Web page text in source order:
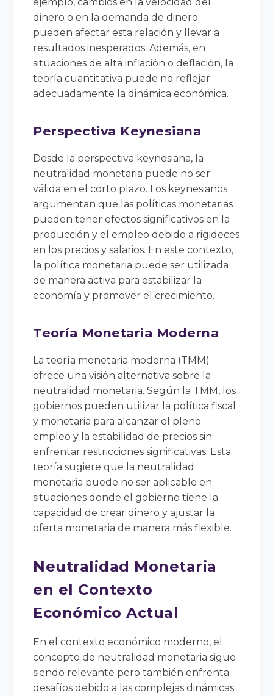
dinero o en la demanda de dinero
pueden afectar esta relación y llevar a
resultados inesperados. Además, en
situaciones de alta inflación o deflación, la
teoría cuantitativa puede no reflejar
adecuadamente la dinámica económica.
Perspectiva Keynesiana
Desde la perspectiva keynesiana, la
neutralidad monetaria puede no ser
válida en el corto plazo. Los keynesianos
argumentan que las políticas monetarias
pueden tener efectos significativos en la
producción y el empleo debido a rigideces
en los precios y salarios. En este contexto,
la política monetaria puede ser utilizada
de manera activa para estabilizar la
economía y promover el crecimiento.
Teoría Monetaria Moderna
La teoría monetaria moderna (TMM)
ofrece una visión alternativa sobre la
neutralidad monetaria. Según la TMM, los
gobiernos pueden utilizar la política fiscal
y monetaria para alcanzar el pleno
empleo y la estabilidad de precios sin
enfrentar restricciones significativas. Esta
teoría sugiere que la neutralidad
monetaria puede no ser aplicable en
situaciones donde el gobierno tiene la
capacidad de crear dinero y ajustar la
oferta monetaria de manera más flexible.
Neutralidad Monetaria
en el Contexto
Económico Actual
En el contexto económico moderno, el
concepto de neutralidad monetaria sigue
siendo relevante pero también enfrenta
desafíos debido a las complejas dinámicas